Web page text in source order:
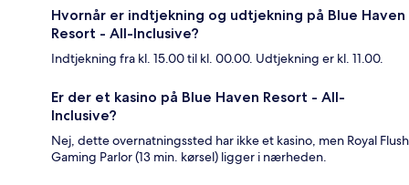
Hvornår er indtjekning og udtjekning på Blue Haven
Resort - All-Inclusive?
Indtjekning fra kl. 15.00 til kl. 00.00. Udtjekning er kl. 11.00.
Er der et kasino på Blue Haven Resort - All-
Inclusive?
Nej, dette overnatningssted har ikke et kasino, men Royal Flush
Gaming Parlor (13 min. kørsel) ligger i nærheden.